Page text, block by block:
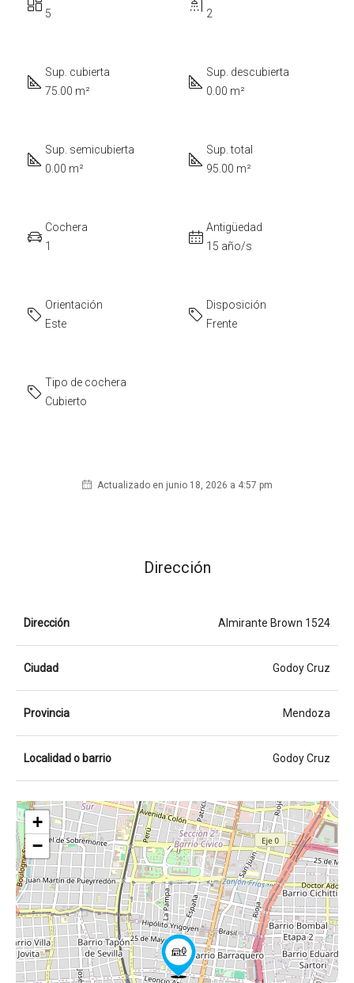
5
2
Sup. cubierta
75.00 m²
Sup. descubierta
0.00 m²
Sup. semicubierta
0.00 m²
Sup. total
95.00 m²
Cochera
1
Antigüedad
15 año/s
Orientación
Este
Disposición
Frente
Tipo de cochera
Cubierto
Actualizado en junio 18, 2026 a 4:57 pm
Dirección
Dirección Almirante Brown 1524
Ciudad Godoy Cruz
Provincia Mendoza
Localidad o barrio Godoy Cruz
+
−